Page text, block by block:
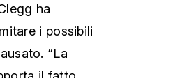
ha
i possibili
“La